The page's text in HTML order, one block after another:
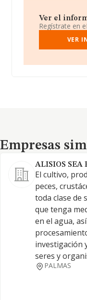
Ver el
Regístrate en
VER
Empresas similares
Empresas
ALISIOS SEA
El cultivo,
peces,
toda clase de
que tenga
en el agua,
investigación
seres y
PALMAS